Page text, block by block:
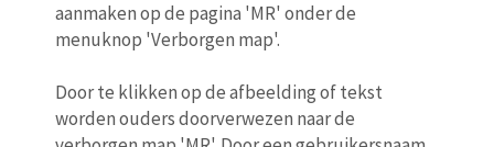
aanmaken op de pagina 'MR' onder de
menuknop 'Verborgen map'.
Door te klikken op de afbeelding of tekst
worden ouders doorverwezen naar de